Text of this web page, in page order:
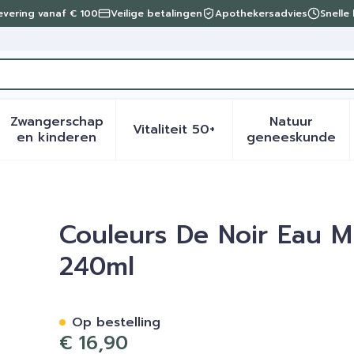
vanaf € 100 Veilige betalingen Apothekersadvies Snelle
verzorging en hygiëne categorie
voor Dieet, voeding en vitamines categorie
Zwangerschap
en kinderenToon submenu voor Zwangerschap en
Vitaliteit 50+Toon submenu voor
Natuur
geneeskunde
Toon
Demaquillant 240ml
Couleurs De Noir Eau
240ml
€ 16,90
Op bestelling